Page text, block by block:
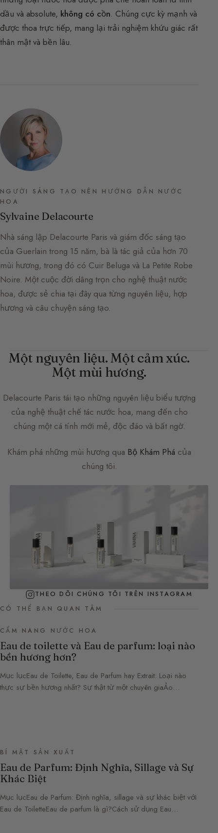
dầu và absolute, không có cồn. Chúng cực kỳ mạnh và
được thoa trực tiếp, mang lại trải nghiệm khứu giác rất
thân mật và bền lâu.
NGƯỜI SÁNG TẠO NÊN HƯỚNG DẪN NƯỚC
HOA
Sylvaine Delacourte
Nhà sáng lập Delacourte Paris và giám đốc sáng tạo
của Guerlain trong 15 năm, bà là tác giả của hơn 70
mùi hương, trong đó có Cuir Beluga và La Petite Robe
Noire. Một cuộc đời dâng trọn cho nghệ thuật nước
hoa, được sẻ chia tại đây qua từng nguyên liệu, hợp
hương và câu chuyện sáng tạo.
Một nguyên liệu. Một cảm xúc.
Một mùi hương.
Delacourte Paris tái tạo những nguyên liệu biểu tượng
của nghệ thuật chế tác nước hoa, mang đến cho
chúng một cá tính mới mẻ, độc đáo và bất ngờ.
Khám phá những mùi hương qua Bộ Khám Phá của
chúng tôi.
THEO DÕI CHÚNG TÔI TRÊN INSTAGRAM
CÓ THỂ BẠN QUAN TÂM
CẨM NANG NƯỚC HOA
Eau de toilette và Eau de parfum: loại nào
bền hương hơn?
Mục lụcEau de Toilette, Eau de Parfum hay Extrait: Loại nào
thực sự bền hương nhất? Sự thật từ một chuyên giaẢo…
BÍ MẬT SẢN XUẤT
Eau de Parfum: Định Nghĩa, Sillage và Sự
Khác Biệt
Mục lụcEau de Parfum: Định nghĩa, sillage và sự khác biệt với
Eau de ToiletteEau de parfum là gì?Cách sử dụng Eau…